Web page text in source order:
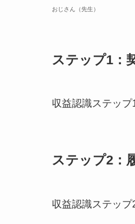
おじさん（先生）
ステップ1：
収益認識ステッ
ステップ2：
収益認識ステップ